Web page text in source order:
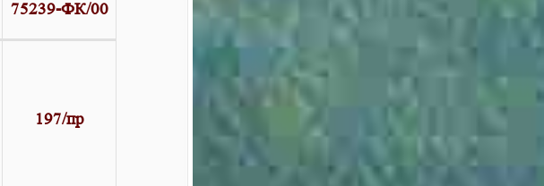
75239-ФК/00
197/пр